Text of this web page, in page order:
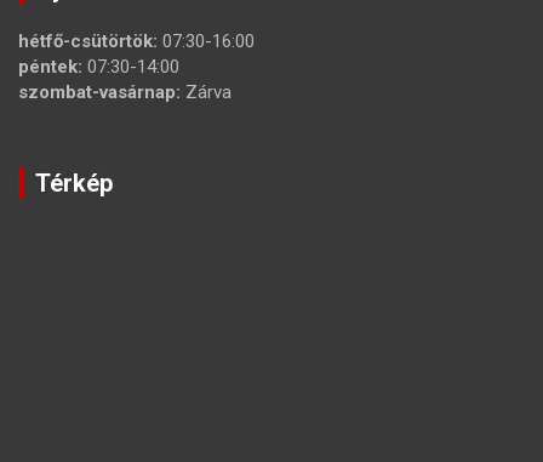
hétfő-csütörtök: 07:30-16:00
péntek: 07:30-14:00
szombat-vasárnap: Zárva
Térkép